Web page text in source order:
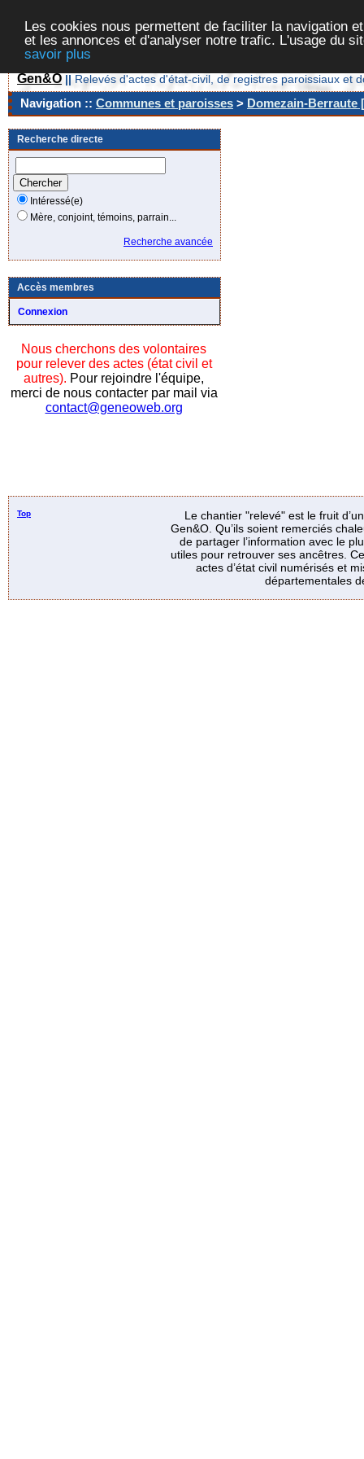
Les cookies nous permettent de faciliter la navigation
et les annonces et d'analyser notre trafic. L'usage du
savoir plus
Gen&O || Relevés d'actes d'état-civil, de registres paroissiaux et
Navigation :: Communes et paroisses > Domezain-Berraute
Recherche directe
Intéressé(e)
Mère, conjoint, témoins, parrain...
Recherche avancée
Accès membres
Connexion
Nous cherchons des volontaires
pour relever des actes (état civil et
autres). Pour rejoindre l'équipe,
merci de nous contacter par mail via
contact@geneoweb.org
Top
Le chantier "relevé" est le fruit
Gen&O. Qu’ils soient remerciés
de partager l’information avec le
utiles pour retrouver ses ancêtres.
actes d’état civil numérisés et
départementales